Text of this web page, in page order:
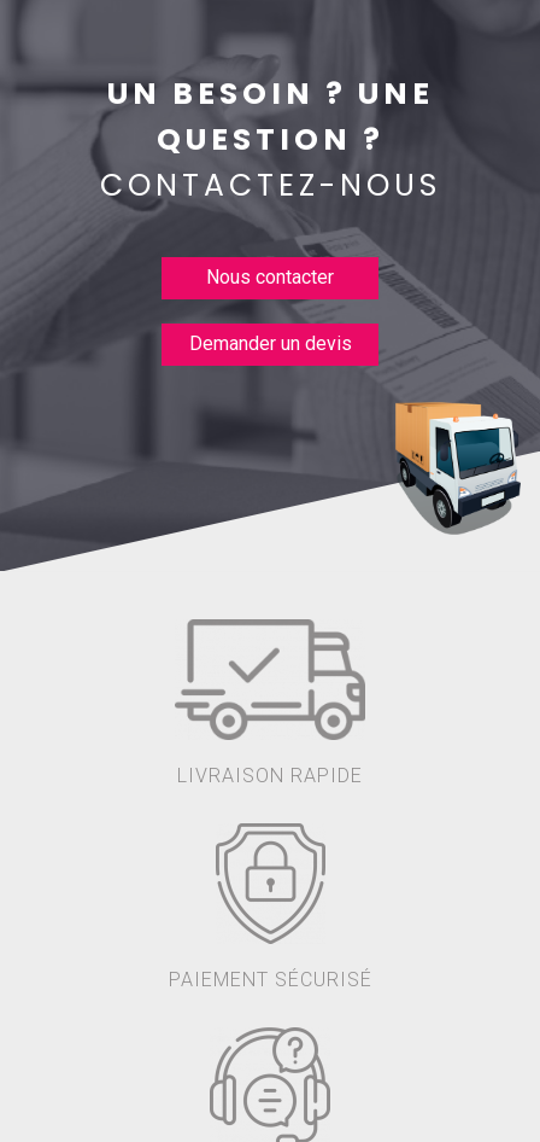
UN BESOIN ? UNE
QUESTION ?
CONTACTEZ-NOUS
Nous contacter
Demander un devis
LIVRAISON RAPIDE
PAIEMENT SÉCURISÉ